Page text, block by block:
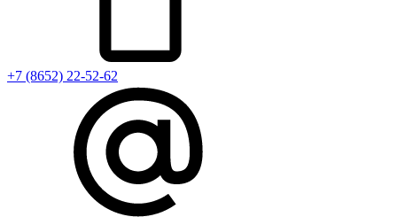
+7 (8652) 22-52-62